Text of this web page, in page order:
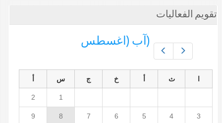
تقويم الفعاليات
(آب (اغسطس
ث خ ج س
1
2
3
4
5
6
7
8
9